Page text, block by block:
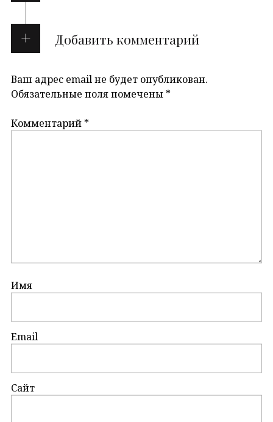
Добавить комментарий
Ваш адрес email не будет опубликован.
Обязательные поля помечены *
Комментарий *
Имя
Email
Сайт